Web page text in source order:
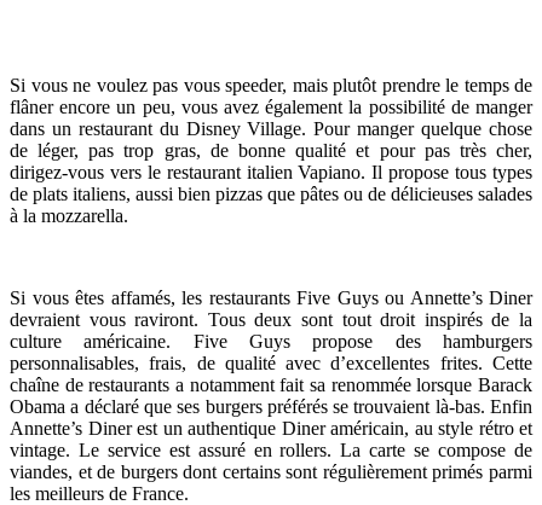
Si vous ne voulez pas vous speeder, mais plutôt prendre le temps de
flâner encore un peu, vous avez également la possibilité de manger
dans un restaurant du Disney Village. Pour manger quelque chose
de léger, pas trop gras, de bonne qualité et pour pas très cher,
dirigez-vous vers le restaurant italien Vapiano. Il propose tous types
de plats italiens, aussi bien pizzas que pâtes ou de délicieuses salades
à la mozzarella.
Si vous êtes affamés, les restaurants Five Guys ou Annette’s Diner
devraient vous raviront. Tous deux sont tout droit inspirés de la
culture américaine. Five Guys propose des hamburgers
personnalisables, frais, de qualité avec d’excellentes frites. Cette
chaîne de restaurants a notamment fait sa renommée lorsque Barack
Obama a déclaré que ses burgers préférés se trouvaient là-bas. Enfin
Annette’s Diner est un authentique Diner américain, au style rétro et
vintage. Le service est assuré en rollers. La carte se compose de
viandes, et de burgers dont certains sont régulièrement primés parmi
les meilleurs de France.